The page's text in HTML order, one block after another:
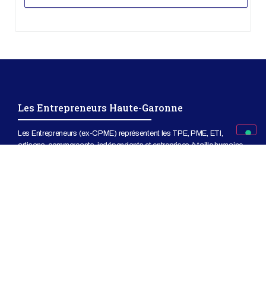
Les Entrepreneurs Haute-Garonne
Les Entrepreneurs (ex-CPME) représentent les TPE, PME, ETI,
artisans, commerçants, indépendants et entreprises à taille humaine.